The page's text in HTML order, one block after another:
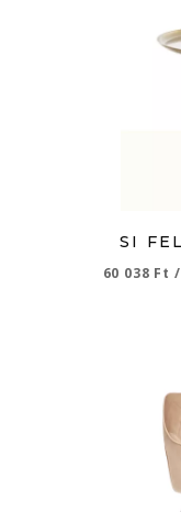
SI
60 038 Ft /